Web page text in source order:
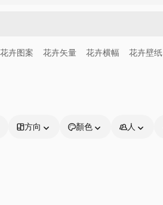
花卉图案 花卉矢量 花卉横幅 花卉壁纸
方向 顏色 人